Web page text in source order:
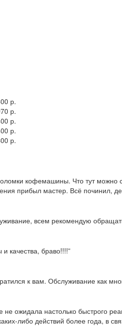
р.
р.
р.
р.
р.
кофемашины. Что тут можно
прибыл мастер. Всё починил,
всем рекомендую
качества, браво!!!!”
к вам. Обслуживание как
ожидала настолько быстрого
либо действий более года, в